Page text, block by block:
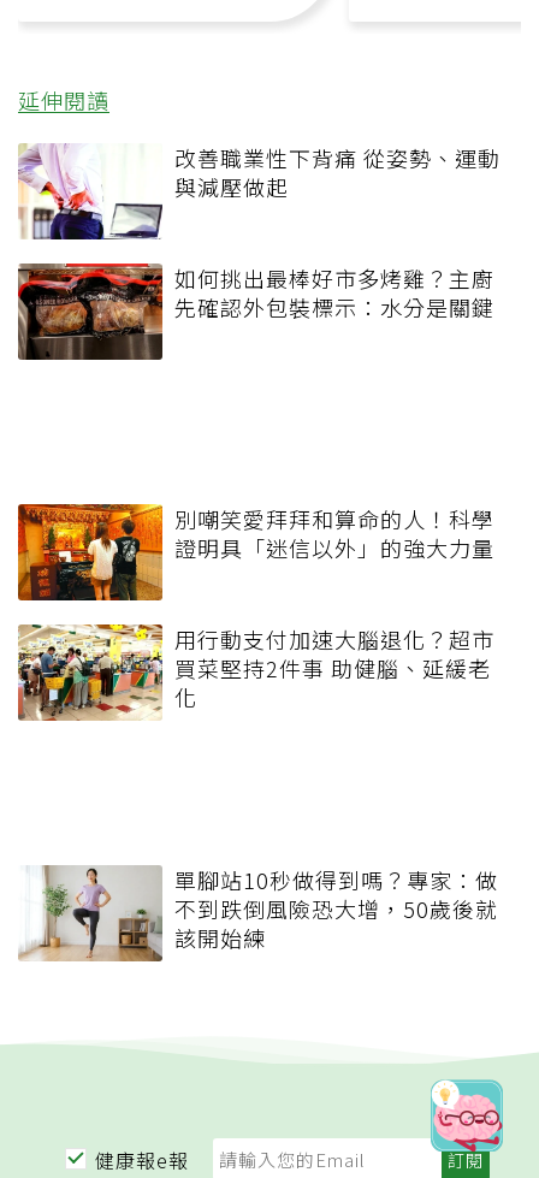
延伸閱讀
改善職業性下背痛 從姿勢、運動
與減壓做起
如何挑出最棒好市多烤雞？主廚
先確認外包裝標示：水分是關鍵
別嘲笑愛拜拜和算命的人！科學
證明具「迷信以外」的強大力量
用行動支付加速大腦退化？超市
買菜堅持2件事 助健腦、延緩老
化
單腳站10秒做得到嗎？專家：做
不到跌倒風險恐大增，50歲後就
該開始練
健康報e報